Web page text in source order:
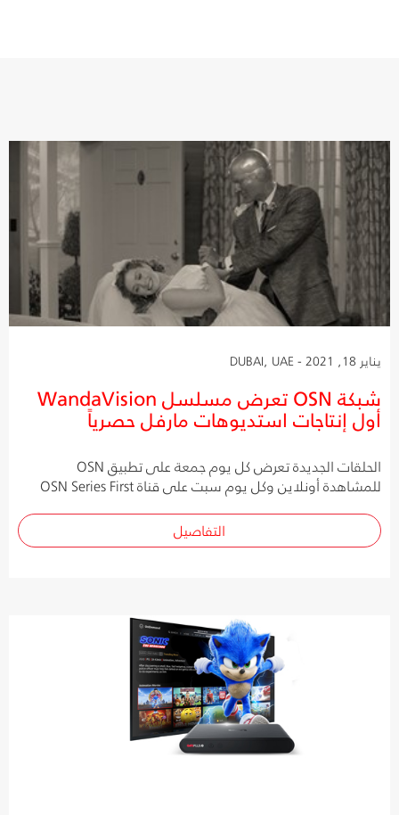
يناير 18, 2021 - DUBAI, UAE
شبكة OSN تعرض مسلسل WandaVision
أول إنتاجات استديوهات مارفل حصرياً
الحلقات الجديدة تعرض كل يوم جمعة على تطبيق OSN
للمشاهدة أونلاين وكل يوم سبت على قناة OSN Series First
التفاصيل